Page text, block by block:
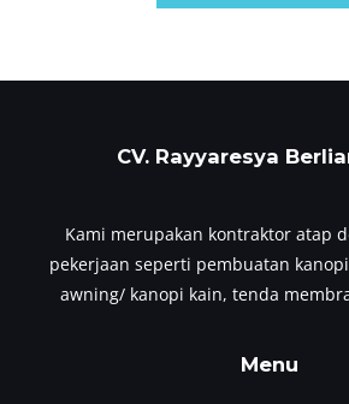
CV. Rayyaresya
Kami merupakan kontraktor atap
pekerjaan seperti pembuatan
awning/ kanopi kain, tenda
Menu